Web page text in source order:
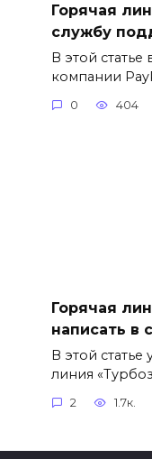
Горячая
службу
В этой статье
компании
0 404
Горячая
написать в
В этой статье
линия
2 1.7к.